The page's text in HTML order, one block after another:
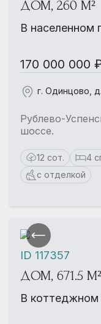
ДОМ, 260 М²
В населенном
170 000 000
г. Одинцово,
Рублево-
шоссе.
12 сот. 4
с отделкой
ДОМ, 671.5 М²
В коттеджном
ID 117357